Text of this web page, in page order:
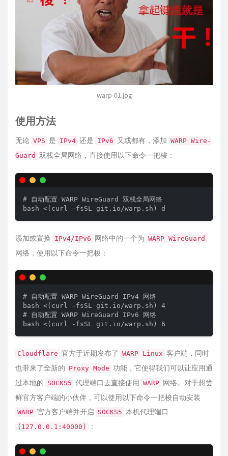
warp-01.jpg
使用方法
无论 VPS 是 IPv4 还是 IPv6 又或都有，添加 WARP Wire­
Guard 双栈全局网络，直接使用以下命令一把梭：
# 自动配置 WARP WireGuard 双栈全局网络
添加或置换 IPv4/​IPv6 网络中的一个为 WARP Wire­Guard
网络，使用以下命令一把梭：
# 自动配置 WARP WireGuard IPv4 网络
bash <(curl -fsSL git.io/warp.sh) 4
# 自动配置 WARP WireGuard IPv6 网络
Cloud­flare 官方于近期发布了 WARP Linux 客户端，同时
也带来了全新的 Proxy Mode 功能，它使得我们可以让应用通
过本地的 SOCKS5 代理端口去直接使用 WARP 网络。对于想尝
鲜官方客户端的小伙伴，可以使用以下命令一把梭自动安装
WARP 官方客户端并开启 SOCKS5 本机代理端口
(127.0.0.1:40000) ：